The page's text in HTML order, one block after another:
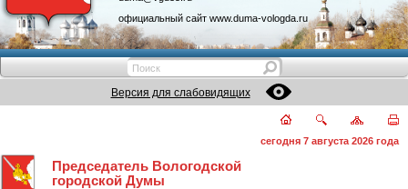
официальный сайт www.duma-vologda.ru
Версия для слабовидящих
сегодня 7 августа 2026 года
Председатель Вологодской
городской Думы